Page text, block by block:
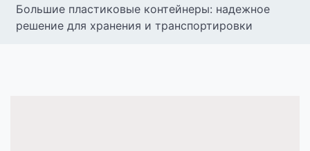
Большие пластиковые контейнеры: надежное
решение для хранения и транспортировки